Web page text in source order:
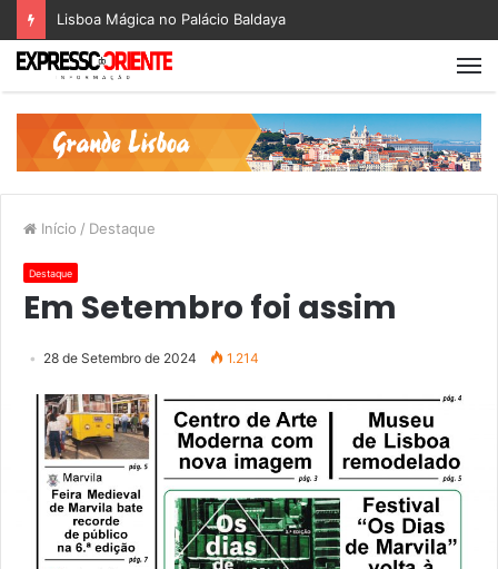
Lisboa Mágica no Palácio Baldaya
Início / Destaque
Destaque
Em Setembro foi assim
28 de Setembro de 2024 1.214